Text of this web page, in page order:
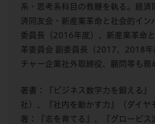
系・思考系科目の教鞭を執る。経済
済同友会・新産業革命と社会的イン
委員長（2016年度）、新産業革命
革委員会 副委員長（2017、2018年
チャー企業社外取締役、顧問等も務
著書：『ビジネス数字力を鍛える』
社）、『社内を動かす力』（ダイヤ
著：『志を育てる』、『グロービ